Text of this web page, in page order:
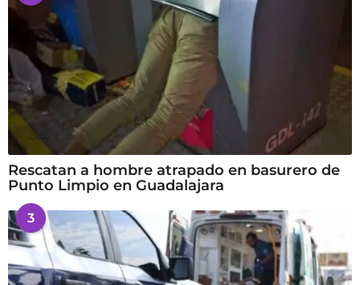
Rescatan a hombre atrapado en basurero de
Punto Limpio en Guadalajara
3